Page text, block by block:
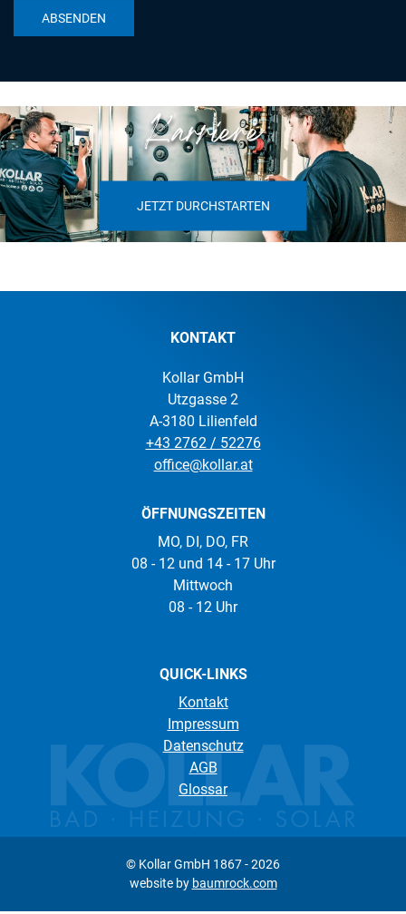
Karriere
JETZT DURCHSTARTEN
KONTAKT
Kollar GmbH
Utzgasse 2
A-3180 Lilienfeld
+43 2762 / 52276
office@kollar.at
ÖFFNUNGSZEITEN
MO, DI, DO, FR
08 - 12 und 14 - 17 Uhr
Mittwoch
08 - 12 Uhr
QUICK-LINKS
Kontakt
Impressum
Datenschutz
AGB
Glossar
© Kollar GmbH 1867 -2026
website by baumrock.com